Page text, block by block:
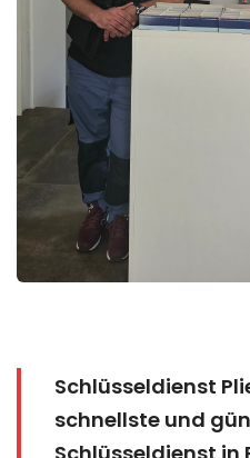
Schlüsseldienst
schnellste und